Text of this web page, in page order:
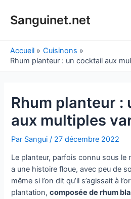
Sanguinet.net
Accueil
Cuisinons
Rhum planteur : un cocktail aux
Rhum planteur :
aux multiples
Par Sangui/ 27 décembre 2022
Le planteur, parfois connu sous le
a une histoire floue, avec peu de
même si l’on dit qu’il s’agissait à
plantation,composée de rhum